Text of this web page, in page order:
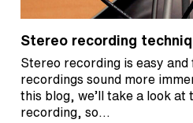
Stereo recording
Stereo recording is easy and
recordings sound more
this blog, we’ll take a look
recording, so…